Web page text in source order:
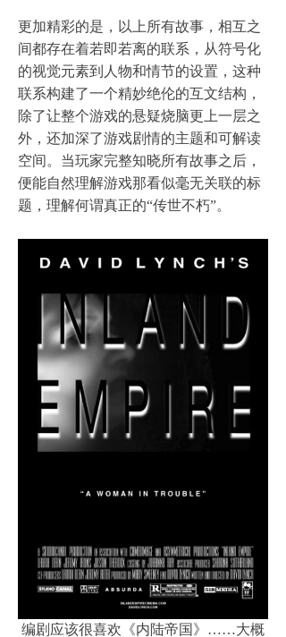
更加精彩的是，以上所有故事，相互之
间都存在着若即若离的联系，从符号化
的视觉元素到人物和情节的设置，这种
联系构建了一个精妙绝伦的互文结构，
除了让整个游戏的悬疑烧脑更上一层之
外，还加深了游戏剧情的主题和可解读
空间。当玩家完整知晓所有故事之后，
便能自然理解游戏那看似毫无关联的标
题，理解何谓真正的“传世不朽”。
编剧应该很喜欢《内陆帝国》……大概